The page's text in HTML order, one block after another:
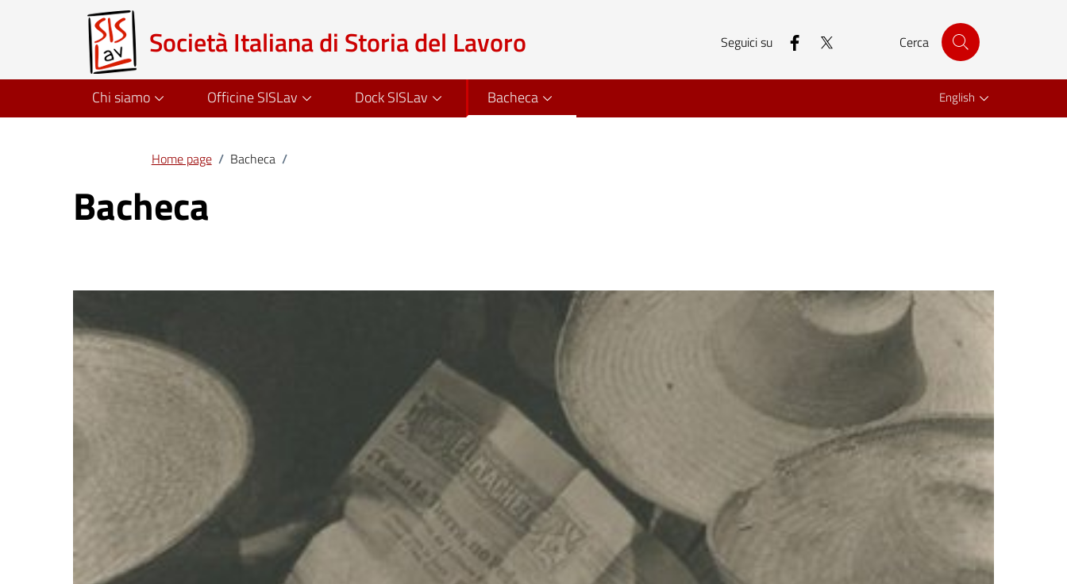
Società Italiana di Storia del Lavoro Seguici su facebook Cerca
Chi siamo Officine SISLav Dock SISLav Bacheca English
Home page / Bacheca /
Bacheca